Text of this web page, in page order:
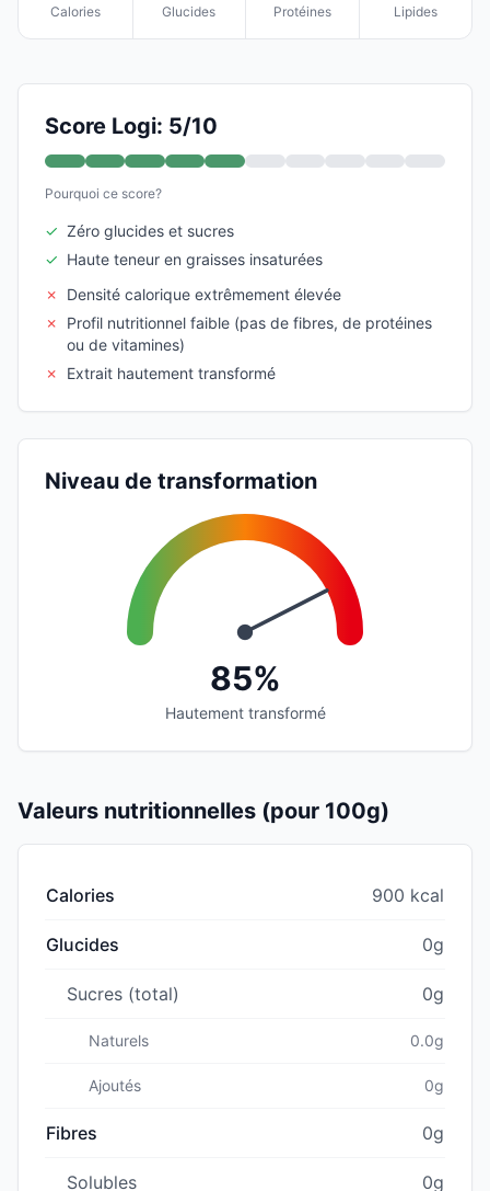
Calories Glucides Protéines Lipides
Score Logi: 5/10
Pourquoi ce score?
✓ Zéro glucides et sucres
✓ Haute teneur en graisses insaturées
✗
Densité calorique extrêmement élevée
✗
Profil nutritionnel faible (pas de fibres, de protéines
ou de vitamines)
✗
Extrait hautement transformé
Niveau de transformation
85%
Hautement transformé
Valeurs nutritionnelles (pour 100g)
Calories 900 kcal
Glucides 0g
Sucres (total) 0g
Naturels 0.0g
Ajoutés 0g
Fibres 0g
Solubles 0g